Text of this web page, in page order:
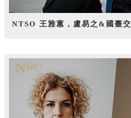
NTSO 王雅蕙，盧易之&國臺交